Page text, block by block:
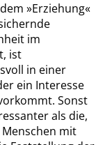
»Erziehung«
im
ist
in einer
ein Interesse
Sonst
als die,
mit